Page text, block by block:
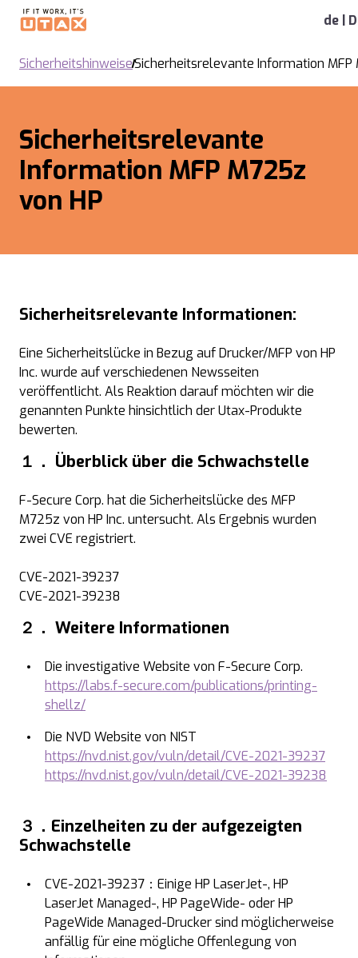
de |
SicherheitshinweiseSicherheitsrelevante Information MFP
Sicherheitsrelevante
Information MFP M725z
von HP
Sicherheitsrelevante Informationen:
Eine Sicherheitslücke in Bezug auf Drucker/MFP von HP
Inc. wurde auf verschiedenen Newsseiten
veröffentlicht. Als Reaktion darauf möchten wir die
genannten Punkte hinsichtlich der Utax-Produkte
bewerten.
１． Überblick über die Schwachstelle
F-Secure Corp. hat die Sicherheitslücke des MFP
M725z von HP Inc. untersucht. Als Ergebnis wurden
zwei CVE registriert.
CVE-2021-39237
CVE-2021-39238
２． Weitere Informationen
Die investigative Website von F-Secure Corp.
https://labs.f-secure.com/publications/printing-
shellz/
Die NVD Website von NIST
https://nvd.nist.gov/vuln/detail/CVE-2021-39237
https://nvd.nist.gov/vuln/detail/CVE-2021-39238
３． Einzelheiten zu der aufgezeigten
Schwachstelle
CVE-2021-39237：Einige HP LaserJet-, HP
LaserJet Managed-, HP PageWide- oder HP
PageWide Managed-Drucker sind möglicherweise
anfällig für eine mögliche Offenlegung von